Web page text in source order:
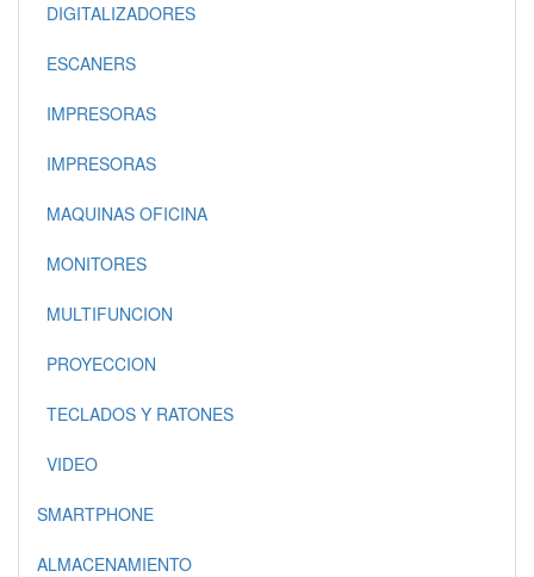
DIGITALIZADORES
ESCANERS
IMPRESORAS
IMPRESORAS
MAQUINAS OFICINA
MONITORES
MULTIFUNCION
PROYECCION
TECLADOS Y RATONES
VIDEO
SMARTPHONE
ALMACENAMIENTO